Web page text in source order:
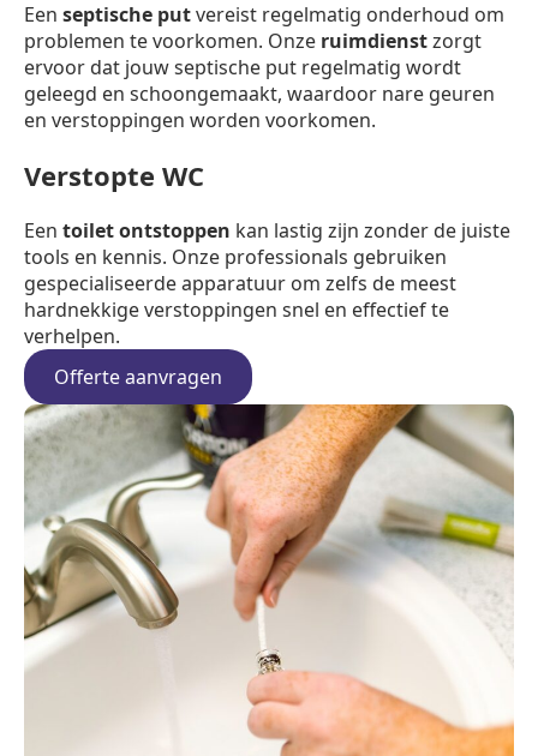
Een septische putvereist regelmatig onderhoud om
problemen te voorkomen. Onze ruimdienstzorgt
ervoor dat jouw septische put regelmatig wordt
geleegd en schoongemaakt, waardoor nare geuren
en verstoppingen worden voorkomen.
Verstopte WC
Een toilet ontstoppen kan lastig zijn zonder de juiste
tools en kennis. Onze professionals gebruiken
gespecialiseerde apparatuur om zelfs de meest
hardnekkige verstoppingen snel en effectief te
verhelpen.
Offerte aanvragen